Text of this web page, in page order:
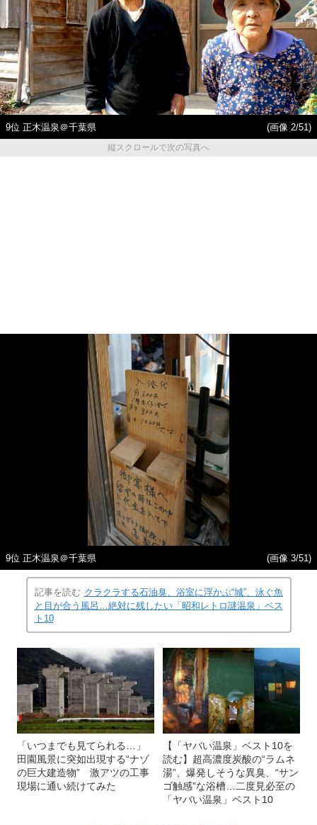
9位 正木温泉＠千葉県
(画像 2/51)
縦スクロールで次の写真へ
9位 正木温泉＠千葉県 (画像 3/51)
記事を読む クラクラする石油臭、浴室に浮かぶ“城”、泳ぐ魚
と目が合う風呂…絶対に残したい「昭和レトロ謎温泉」ベス
ト10
「いつまでも見てられる…」
田園風景に突如出現する“ナゾ
の巨大建造物” 激アツの工事
現場に通い続けてみた
【「ヤバい温泉」ベスト10を
読む】超高濃度炭酸の“ラムネ
湯”、爆発しそうな異臭、“サン
ゴ触感”な浴槽…二度見必至の
「ヤバい温泉」ベスト10